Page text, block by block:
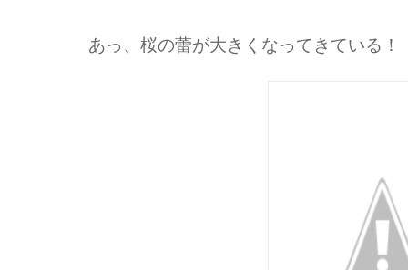
あっ、桜の蕾が大きくなってきている！